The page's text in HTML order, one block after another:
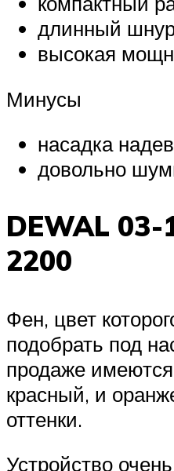
длинный
высокая
Минусы
насадка
довольно
DEWAL
2200
Фен, цвет
подобрать под
продаже
красный, и
оттенки.
Устройство